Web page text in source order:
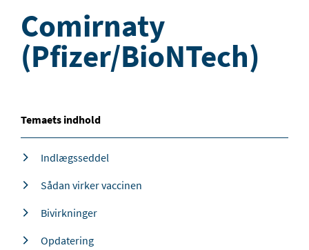
Comirnaty
(Pfizer/BioNTech)
Temaets indhold
Indlægsseddel
Sådan virker vaccinen
Bivirkninger
Opdatering